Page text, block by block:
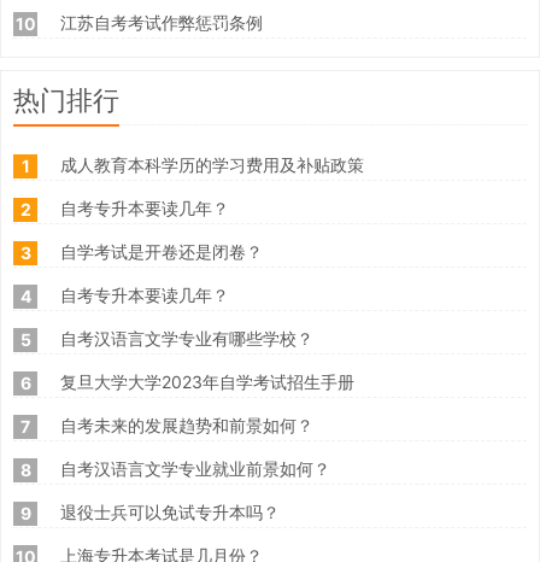
10 江苏自考考试作弊惩罚条例
热门排行
1 成人教育本科学历的学习费用及补贴政策
2 自考专升本要读几年？
3 自学考试是开卷还是闭卷？
4 自考专升本要读几年？
5 自考汉语言文学专业有哪些学校？
6 复旦大学大学2023年自学考试招生手册
7 自考未来的发展趋势和前景如何？
8 自考汉语言文学专业就业前景如何？
9 退役士兵可以免试专升本吗？
10 上海专升本考试是几月份？